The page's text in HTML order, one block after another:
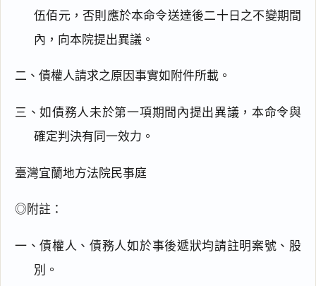
伍佰元，否則應於本命令送達後二十日之不變期間
內，向本院提出異議。
二、債權人請求之原因事實如附件所載。
三、如債務人未於第一項期間內提出異議，本命令與
確定判決有同一效力。
臺灣宜蘭地方法院民事庭
◎附註：
一、債權人、債務人如於事後遞狀均請註明案號、股
別。